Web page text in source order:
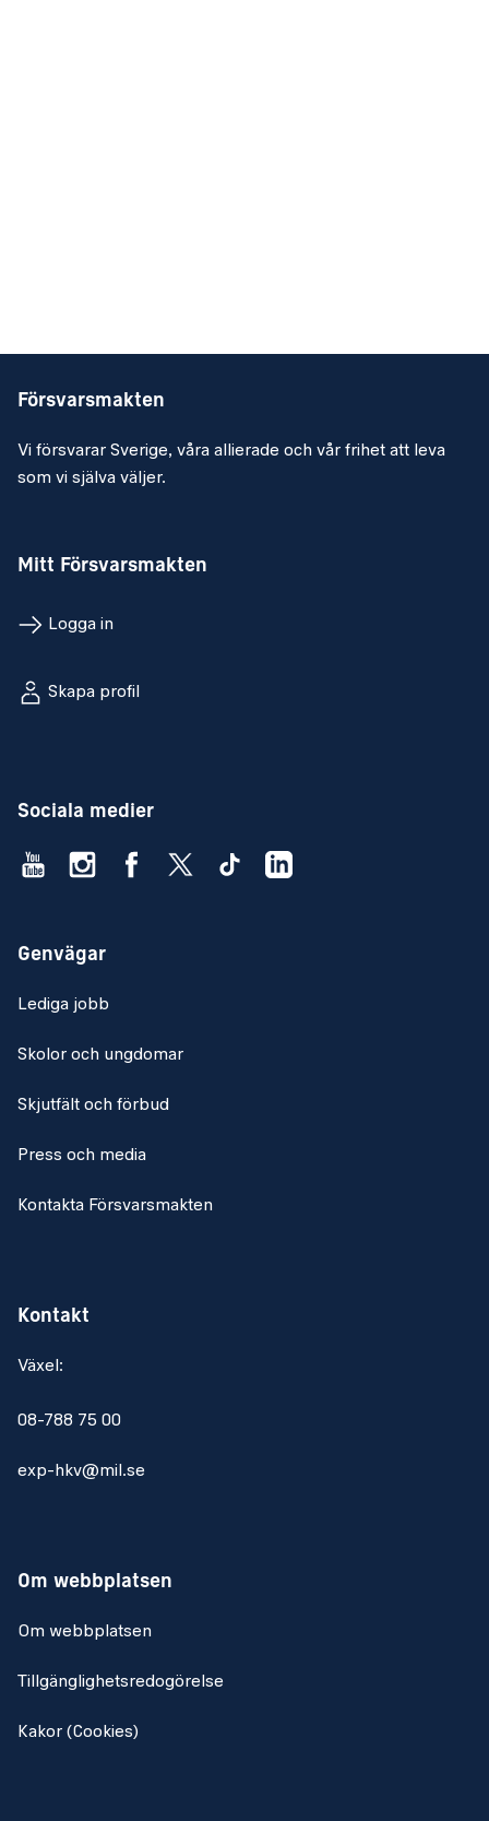
Försvarsmakten
Vi försvarar Sverige, våra allierade och vår frihet att leva
som vi själva väljer.
Mitt Försvarsmakten
Logga in
Skapa profil
Sociala medier
Genvägar
Lediga jobb
Skolor och ungdomar
Skjutfält och förbud
Press och media
Kontakta Försvarsmakten
Kontakt
Växel:
08-788 75 00
exp-hkv@mil.se
Om webbplatsen
Om webbplatsen
Tillgänglighetsredogörelse
Kakor (Cookies)